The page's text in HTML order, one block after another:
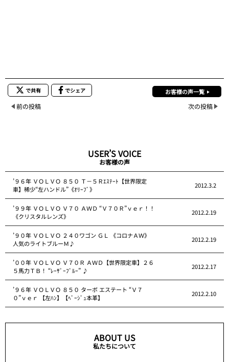
で共有 でシェア お客様の声一覧
前の投稿 次の投稿
USER’S VOICE
お客様の声
’９６年 ＶＯＬＶＯ ８５０ Ｔ－５Ｒｴｽﾃｰﾄ【世界限定
車】稀少“左ハンドル”《ｵﾘｰﾌﾞ》
2012.3.2
’９９年 ＶＯＬＶＯ Ｖ７０ ＡＷＤ “Ｖ７０Ｒ”ｖｅｒ！！
《クリスタルレンズ》
2012.2.19
’９０年 ＶＯＬＶＯ ２４０ワゴン ＧＬ 《コロナＡＷ》
人気のライトブルーＭ♪
2012.2.19
’００年 ＶＯＬＶＯ Ｖ７０Ｒ ＡＷＤ【世界限定車】２６
５馬力ＴＢ！ “ﾚｰｻﾞｰﾌﾞﾙｰ” ♪
2012.2.17
’９６年 ＶＯＬＶＯ ８５０ ターボ エステート “Ｖ７
０”ｖｅｒ 【左ﾊﾝ】【ﾍﾞｰｼﾞｭ本革】
2012.2.10
ABOUT US
私たちについて